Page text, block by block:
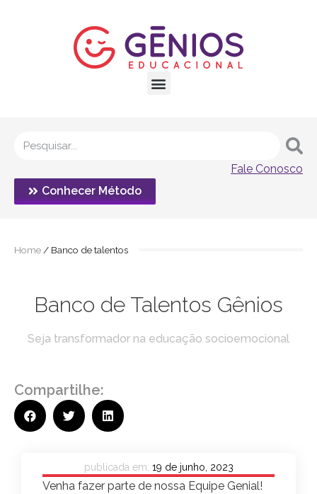
Fale Conosco
Conhecer Método
Home / Banco de talentos
Banco de Talentos Gênios
Seja transformador na educação socioemocional
Compartilhe:
publicada em: 19 de junho, 2023
Venha fazer parte de nossa Equipe Genial!